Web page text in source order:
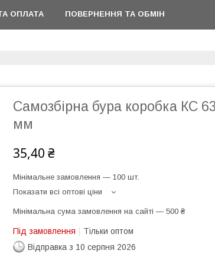
ОПЛАТА ПОВЕРНЕННЯ ТА ОБМІН
Самозбірна бура коробка КС
мм
35,40 ₴
Мінімальне замовлення — 100 шт.
Показати всі оптові ціни
Мінімальна сума замовлення на сайті — 500 ₴
Під замовлення
Тільки оптом
Відправка з 10 серпня 2026